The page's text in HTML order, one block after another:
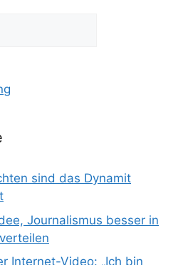
sind das Dynamit
Journalismus besser in
Internet-Video: „Ich bin